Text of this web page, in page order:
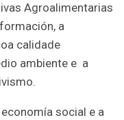
Agroalimentarias
a
calidade
ambiente e a
social e a